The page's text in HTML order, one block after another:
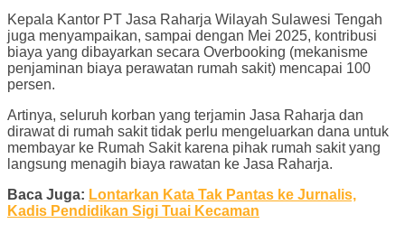
Kepala Kantor PT Jasa Raharja Wilayah Sulawesi Tengah
juga menyampaikan, sampai dengan Mei 2025, kontribusi
biaya yang dibayarkan secara Overbooking (mekanisme
penjaminan biaya perawatan rumah sakit) mencapai 100
persen.
Artinya, seluruh korban yang terjamin Jasa Raharja dan
dirawat di rumah sakit tidak perlu mengeluarkan dana untuk
membayar ke Rumah Sakit karena pihak rumah sakit yang
langsung menagih biaya rawatan ke Jasa Raharja.
Baca Juga: Lontarkan Kata Tak Pantas ke Jurnalis,
Kadis Pendidikan Sigi Tuai Kecaman